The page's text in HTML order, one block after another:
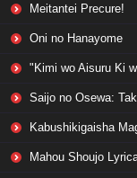
Meitantei Precure!
Oni no Hanayome
"Kimi wo Aisuru Ki wa Nai" to Itta Jiki
Saijo no Osewa: Takane no Hanadarake na Meimonkou de, Gakuin Ichi no
Kabushikigaisha
Mahou Shoujo Lyrical